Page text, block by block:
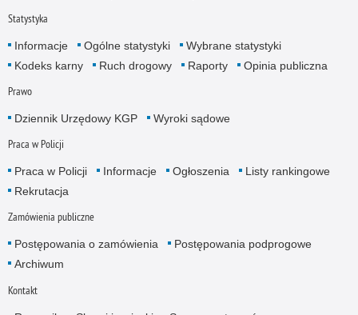
Statystyka
Informacje Ogólne statystyki
Wybrane statystyki
Kodeks karny
Ruch drogowy Raporty Opinia publiczna
Prawo
Dziennik Urzędowy KGP Wyroki sądowe
Praca w Policji
Praca w Policji Informacje Ogłoszenia
Listy rankingowe
Rekrutacja
Zamówienia publiczne
Postępowania o zamówienia
Postępowania podprogowe
Archiwum
Kontakt